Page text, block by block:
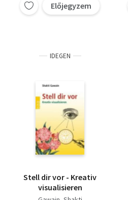
Előjegyzem
IDEGEN
Stell dir vor - Kreativ
visualisieren